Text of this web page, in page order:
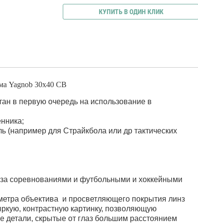
КУПИТЬ В ОДИН КЛИК
Yagnob 30x40 CB
в первую очередь на использование в
(например для Страйкбола или др тактических
соревнованиями и футбольными и хоккейными
объектива и просветляющего покрытия линз
контрастную картинку, позволяющую
детали, скрытые от глаз большим расстоянием